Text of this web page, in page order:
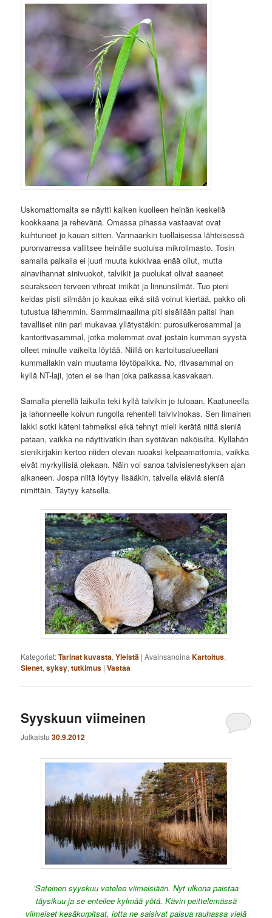
Uskomattomalta se näytti kaiken kuolleen heinän keskellä
kookkaana ja rehevänä. Omassa pihassa vastaavat ovat
kuihtuneet jo kauan sitten. Varmaankin tuollaisessa lähteisessä
puronvarressa vallitsee heinälle suotuisa mikroilmasto. Tosin
samalla paikalla ei juuri muuta kukkivaa enää ollut, mutta
ainavihannat sinivuokot, talvikit ja puolukat olivat saaneet
seurakseen terveen vihreät imikät ja linnunsilmät. Tuo pieni
keidas pisti silmään jo kaukaa eikä sitä voinut kiertää, pakko oli
tutustua lähemmin. Sammalmaailma piti sisällään paitsi ihan
tavalliset niin pari mukavaa yllätystäkin: purosuikerosammal ja
kantoritvasammal, jotka molemmat ovat jostain kumman syystä
olleet minulle vaikeita löytää. Niillä on kartoitusalueellani
kummallakin vain muutama löytöpaikka. No, ritvasammal on
kyllä NT-laji, joten ei se ihan joka paikassa kasvakaan.
Samalla pienellä laikulla teki kyllä talvikin jo tuloaan. Kaatuneella
ja lahonneelle koivun rungolla rehenteli talvivinokas. Sen limainen
lakki sotki käteni tahmeiksi eikä tehnyt mieli kerätä niitä sieniä
pataan, vaikka ne näyttivätkin ihan syötävän näköisiltä. Kyllähän
sienikirjakin kertoo niiden olevan ruoaksi kelpaamattomia, vaikka
eivät myrkyllisiä olekaan. Näin voi sanoa talvisienestyksen ajan
alkaneen. Jospa niitä löytyy lisääkin, talvella eläviä sieniä
nimittäin. Täytyy katsella.
Kategoriat:Tarinat kuvasta,Yleistä |Avainsanoina Kartoitus,
Sienet,syksy,tutkimus |Vastaa
Syyskuun viimeinen
Julkaistu30.9.2012
’Sateinen syyskuu vetelee viimeisiään. Nyt ulkona paistaa
täysikuu ja se enteilee kylmää yötä. Kävin peittelemässä
viimeiset kesäkurpitsat, jotta ne saisivat paisua rauhassa vielä